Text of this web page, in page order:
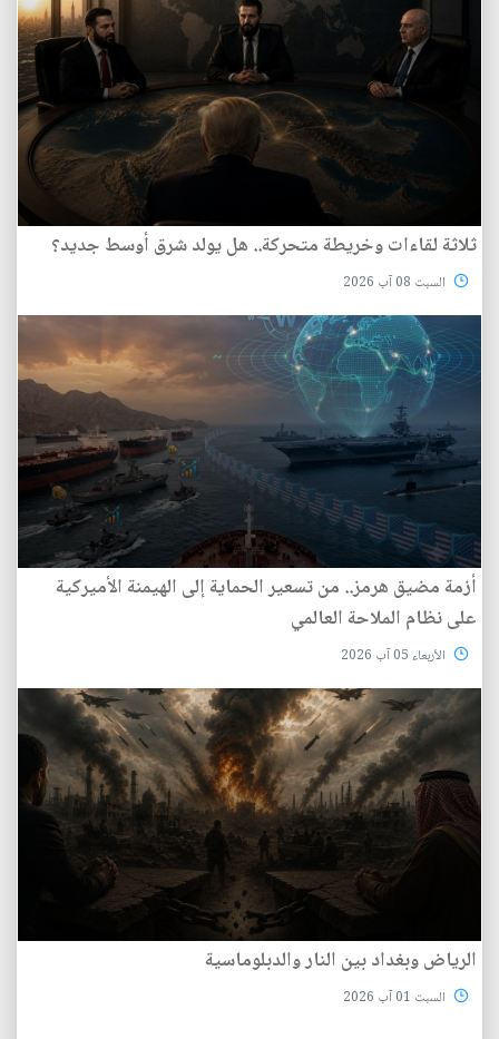
ثلاثة لقاءات وخريطة متحركة.. هل يولد شرق أوسط جديد؟
السبت 08 آب 2026
أزمة مضيق هرمز.. من تسعير الحماية إلى الهيمنة الأميركية
على نظام الملاحة العالمي
الأربعاء 05 آب 2026
الرياض وبغداد بين النار والدبلوماسية
السبت 01 آب 2026